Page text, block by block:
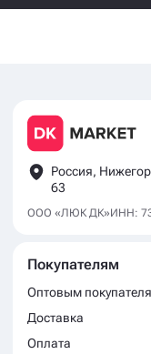
Россия,
63
ООО «ЛЮК ДК»ИНН:
Покупателям
Оптовым
Доставка
Оплата